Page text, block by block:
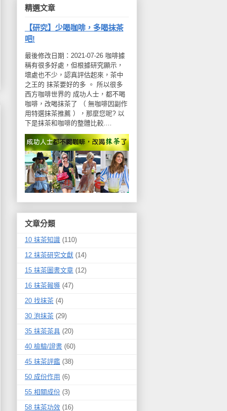
精選文章
【研究】少喝咖啡，多喝抹茶
吧!
最後修改日期：2021-07-26 咖啡據
稱有很多好處，但根據研究顯示，
壞處也不少，認真評估起來，茶中
之王的 抹茶要好的多 。 所以很多
西方咖啡世界的 成功人士，都不喝
咖啡，改喝抹茶了 （ 無咖啡因副作
用特選抹茶推薦 ），那麼您呢? 以
下是抹茶和咖啡的整體比較....
文章分類
10 抹茶知識 (110)
12 抹茶研究文獻 (14)
15 抹茶圖書文章 (12)
16 抹茶報導 (47)
20 找抹茶 (4)
30 泡抹茶 (29)
35 抹茶茶具 (20)
40 檢驗/證書 (60)
45 抹茶評鑑 (38)
50 成份作用 (6)
55 相關成份 (3)
58 抹茶功效 (16)